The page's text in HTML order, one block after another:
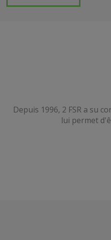
Depuis 1996, 2 FSR a su
lui permet